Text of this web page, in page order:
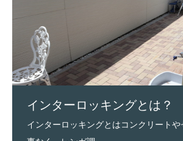
インターロッキングとは？